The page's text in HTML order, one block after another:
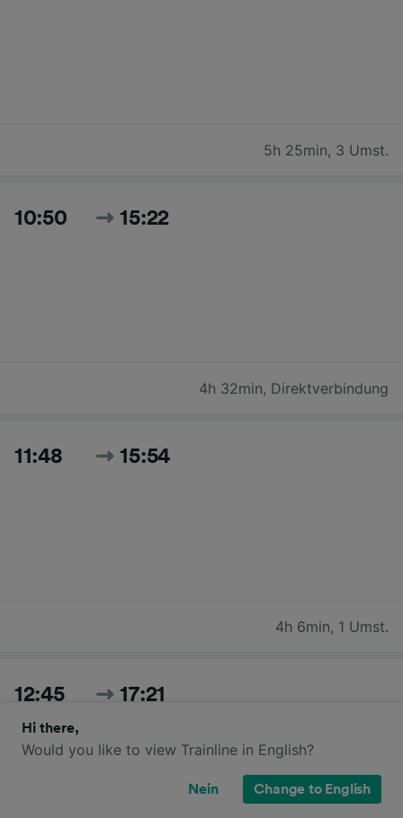
5h 25min, 3 Umst.
10:50 15:22
4h 32min, Direktverbindung
11:48 15:54
4h 6min, 1 Umst.
12:45 17:21
Hi there,
Would you like to view Trainline in English?
Nein Change to English